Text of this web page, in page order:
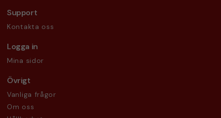
Support
Kontakta oss
Logga in
Mina sidor
Övrigt
Vanliga frågor
Om oss